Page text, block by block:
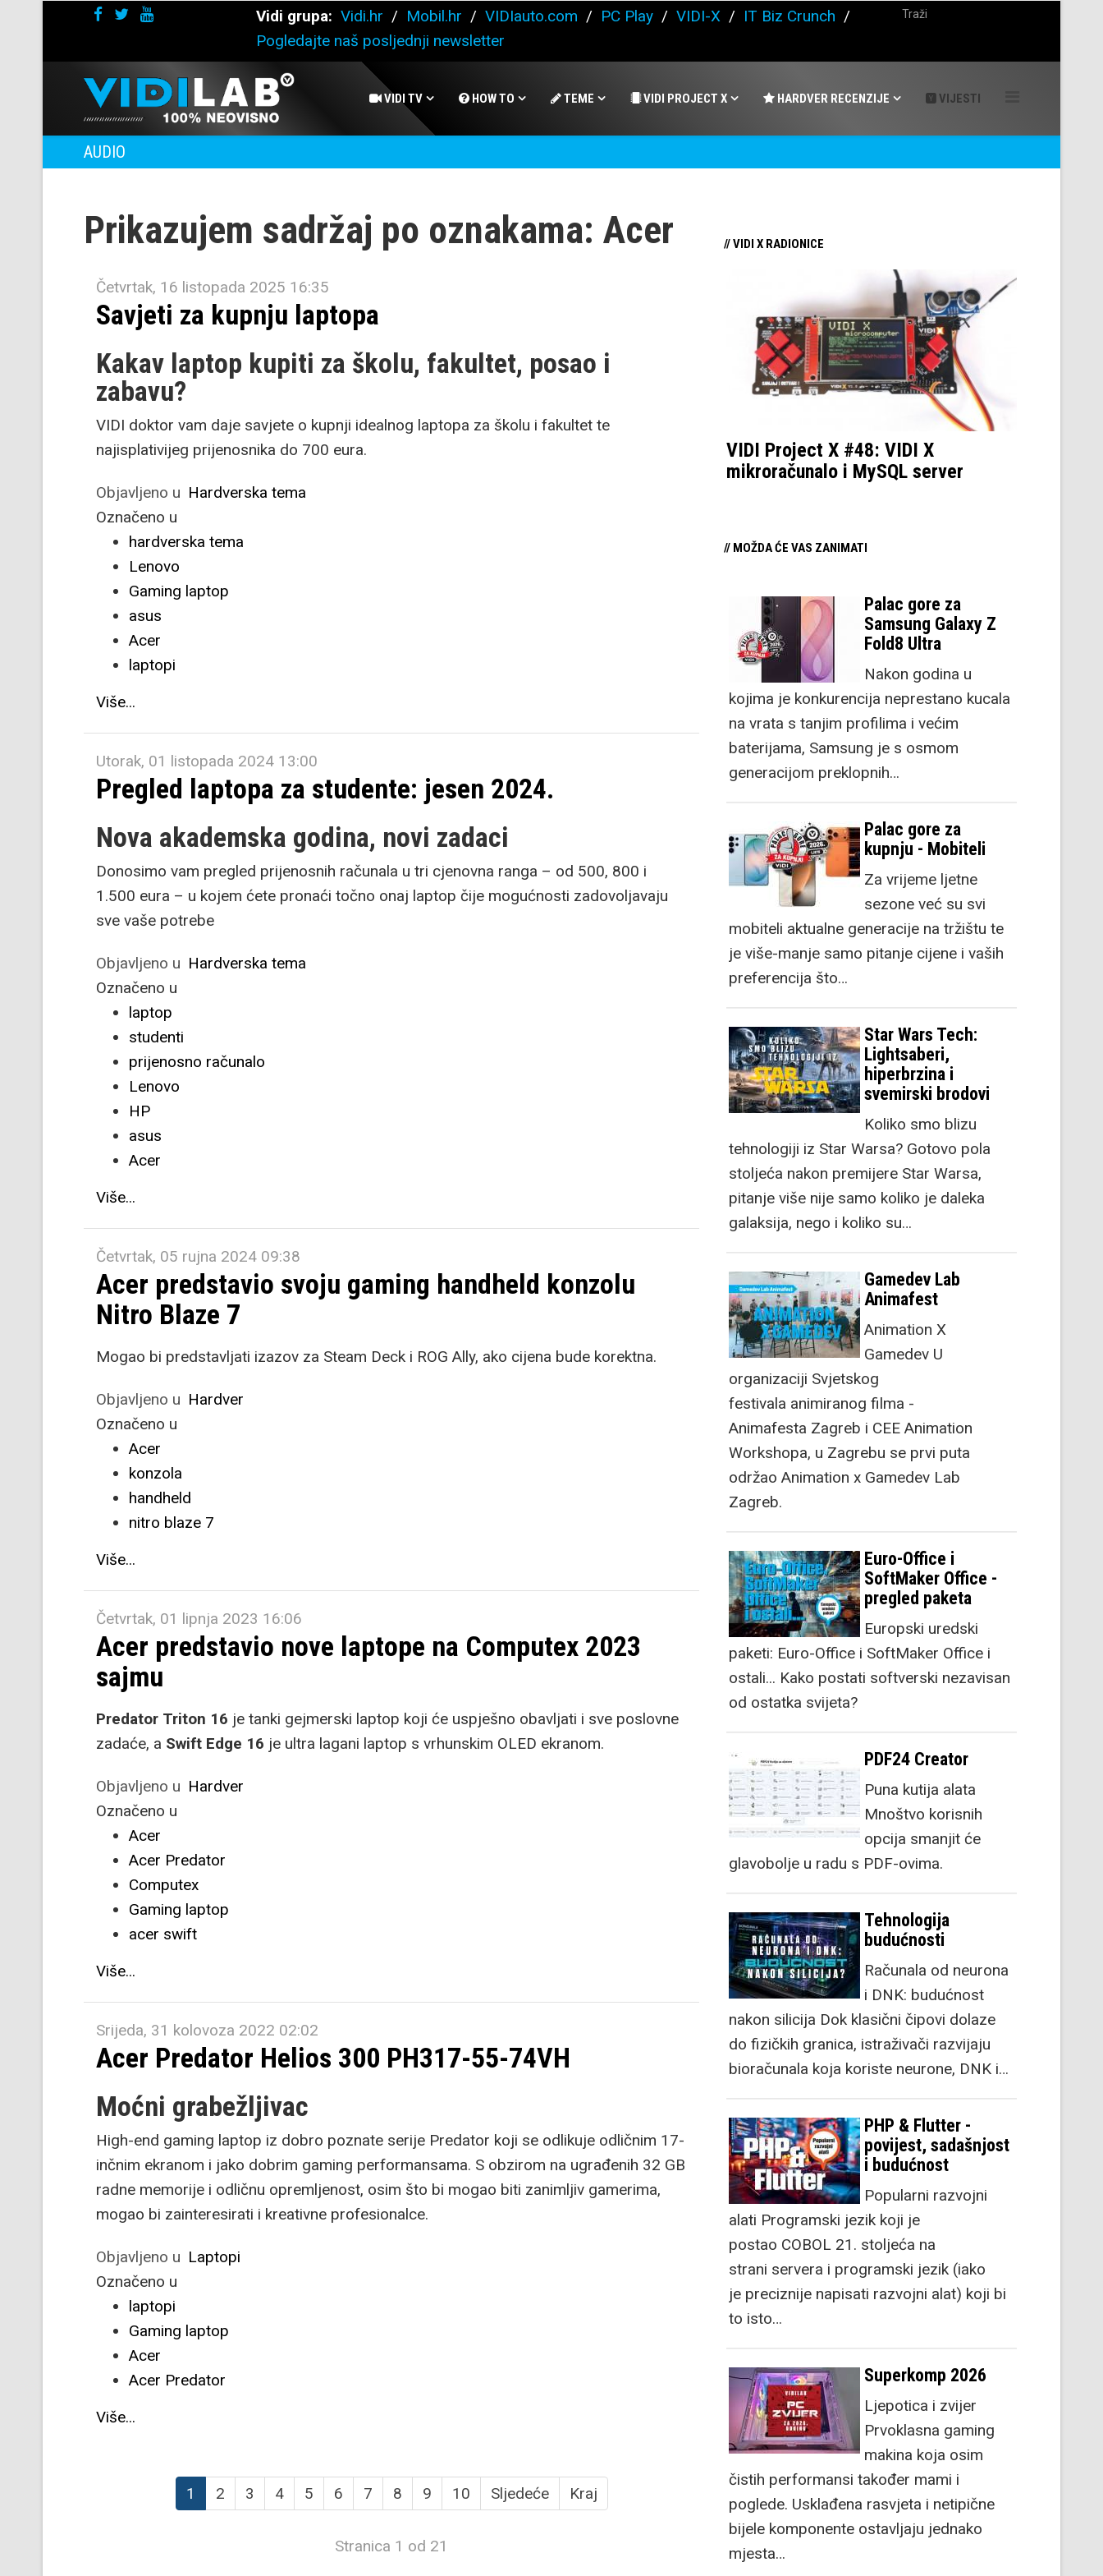
Vidi grupa: Vidi.hr / Mobil.hr / VIDIauto.com / PC Play / VIDI-X / IT Biz Crunch /
Pogledajte naš posljednji newsletter
VIDI TV HOW TO TEME VIDI PROJECT X HARDVER RECENZIJE VIJESTI
AUDIO
Prikazujem sadržaj po oznakama: Acer
Četvrtak, 16 listopada 2025 16:35
Savjeti za kupnju laptopa
Kakav laptop kupiti za školu, fakultet, posao i
zabavu?
VIDI doktor vam daje savjete o kupnji idealnog laptopa za školu i fakultet te
najisplativijeg prijenosnika do 700 eura.
Objavljeno u Hardverska tema
Označeno u
hardverska tema
Lenovo
Gaming laptop
asus
Acer
laptopi
Više...
Utorak, 01 listopada 2024 13:00
Pregled laptopa za studente: jesen 2024.
Nova akademska godina, novi zadaci
Donosimo vam pregled prijenosnih računala u tri cjenovna ranga – od 500, 800 i
1.500 eura – u kojem ćete pronaći točno onaj laptop čije mogućnosti zadovoljavaju
sve vaše potrebe
Objavljeno u Hardverska tema
Označeno u
laptop
studenti
prijenosno računalo
Lenovo
HP
asus
Acer
Više...
Četvrtak, 05 rujna 2024 09:38
Acer predstavio svoju gaming handheld konzolu
Nitro Blaze 7
Mogao bi predstavljati izazov za Steam Deck i ROG Ally, ako cijena bude korektna.
Objavljeno u Hardver
Označeno u
Acer
konzola
handheld
nitro blaze 7
Više...
Četvrtak, 01 lipnja 2023 16:06
Acer predstavio nove laptope na Computex 2023
sajmu
Predator Triton 16 je tanki gejmerski laptop koji će uspješno obavljati i sve poslovne
zadaće, a Swift Edge 16 je ultra lagani laptop s vrhunskim OLED ekranom.
Objavljeno u Hardver
Označeno u
Acer
Acer Predator
Computex
Gaming laptop
acer swift
Više...
Srijeda, 31 kolovoza 2022 02:02
Acer Predator Helios 300 PH317-55-74VH
Moćni grabežljivac
High-end gaming laptop iz dobro poznate serije Predator koji se odlikuje odličnim 17-
inčnim ekranom i jako dobrim gaming performansama. S obzirom na ugrađenih 32 GB
radne memorije i odličnu opremljenost, osim što bi mogao biti zanimljiv gamerima,
mogao bi zainteresirati i kreativne profesionalce.
Objavljeno u Laptopi
Označeno u
laptopi
Gaming laptop
Acer
Acer Predator
Više...
1 2 3 4 5 6 7 8 9 10 Sljedeće Kraj
Stranica 1 od 21
// VIDI X RADIONICE
VIDI Project X #48: VIDI X
mikroračunalo i MySQL server
// MOŽDA ĆE VAS ZANIMATI
Palac gore za
Samsung Galaxy Z
Fold8 Ultra
Nakon godina u
kojima je konkurencija neprestano kucala
na vrata s tanjim profilima i većim
baterijama, Samsung je s osmom
generacijom preklopnih…
Palac gore za
kupnju - Mobiteli
Za vrijeme ljetne
sezone već su svi
mobiteli aktualne generacije na tržištu te
je više-manje samo pitanje cijene i vaših
preferencija što…
Star Wars Tech:
Lightsaberi,
hiperbrzina i
svemirski brodovi
Koliko smo blizu
tehnologiji iz Star Warsa? Gotovo pola
stoljeća nakon premijere Star Warsa,
pitanje više nije samo koliko je daleka
galaksija, nego i koliko su…
Gamedev Lab
Animafest
Animation X
Gamedev U
organizaciji Svjetskog
festivala animiranog filma -
Animafesta Zagreb i CEE Animation
Workshopa, u Zagrebu se prvi puta
održao Animation x Gamedev Lab
Zagreb.
Euro-Office i
SoftMaker Office -
pregled paketa
Europski uredski
paketi: Euro-Office i SoftMaker Office i
ostali... Kako postati softverski nezavisan
od ostatka svijeta?
PDF24 Creator
Puna kutija alata
Mnoštvo korisnih
opcija smanjit će
glavobolje u radu s PDF-ovima.
Tehnologija
budućnosti
Računala od neurona
i DNK: budućnost
nakon silicija Dok klasični čipovi dolaze
do fizičkih granica, istraživači razvijaju
bioračunala koja koriste neurone, DNK i…
PHP & Flutter -
povijest, sadašnjost
i budućnost
Popularni razvojni
alati Programski jezik koji je
postao COBOL 21. stoljeća na
strani servera i programski jezik (iako
je preciznije napisati razvojni alat) koji bi
to isto…
Superkomp 2026
Ljepotica i zvijer
Prvoklasna gaming
makina koja osim
čistih performansi također mami i
poglede. Usklađena rasvjeta i netipične
bijele komponente ostavljaju jednako
mjesta…